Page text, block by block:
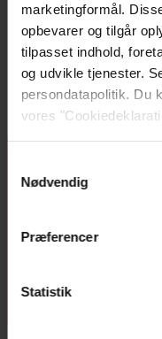
marketingformål.
opbevarer og tilgår
tilpasset indhold,
og udvikle tjenester.
persondatapolitik. Du
vores
Vi anvender egne
generere statistik og
Nødvendig
Præferencer
Statistik
Albert Harson
kysse en mand